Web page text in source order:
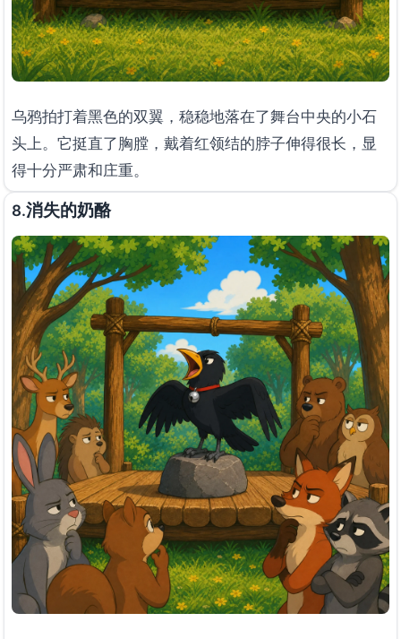
乌鸦拍打着黑色的双翼，稳稳地落在了舞台中央的小石
头上。它挺直了胸膛，戴着红领结的脖子伸得很长，显
得十分严肃和庄重。
8.消失的奶酪